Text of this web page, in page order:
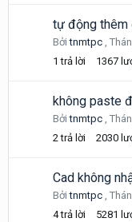
tự động thêm
Bởitnmtpc ,
1 trả lời 1367
không paste
Bởitnmtpc ,
2 trả lời 2030
Cad không
Bởitnmtpc ,
4 trả lời 5281